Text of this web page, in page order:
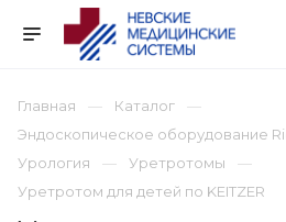
Главная
Каталог
Эндоскопическое оборудование
Урология
Уретротомы
Уретротом для детей по KEITZER